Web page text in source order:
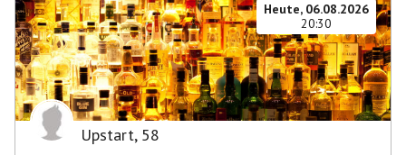
Heute, 06.08.2026
20:30
Upstart, 58